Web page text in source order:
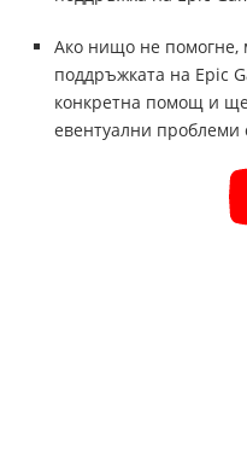
Ако нищо не помогне,
поддръжката на Epic
конкретна помощ и
евентуални проблеми